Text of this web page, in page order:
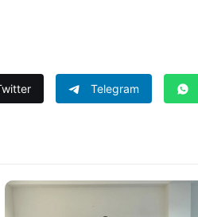
Telegram